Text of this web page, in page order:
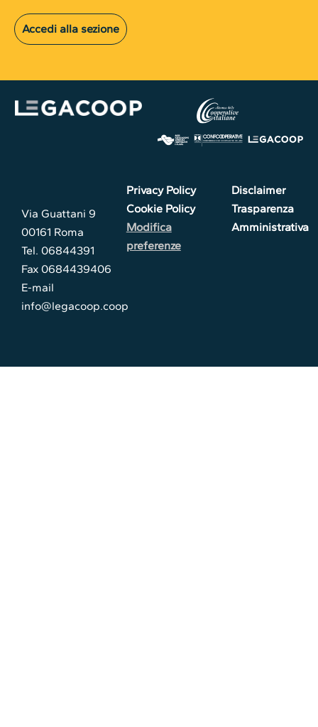
Accedi alla sezione
Via Guattani 9
00161 Roma
Tel. 06844391
Fax 0684439406
E-mail
info@legacoop.coop
Privacy Policy
Cookie Policy
Modifica
preferenze
Disclaimer
Trasparenza
Amministrativa